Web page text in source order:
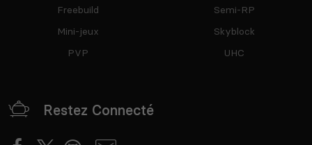
Freebuild
Mini-jeux
PVP
Semi-RP
Skyblock
UHC
Restez Connecté